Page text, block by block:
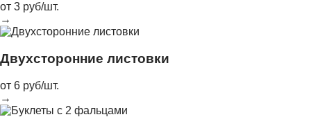
от 3 руб/шт.
→
Двухсторонние листовки
от 6 руб/шт.
→